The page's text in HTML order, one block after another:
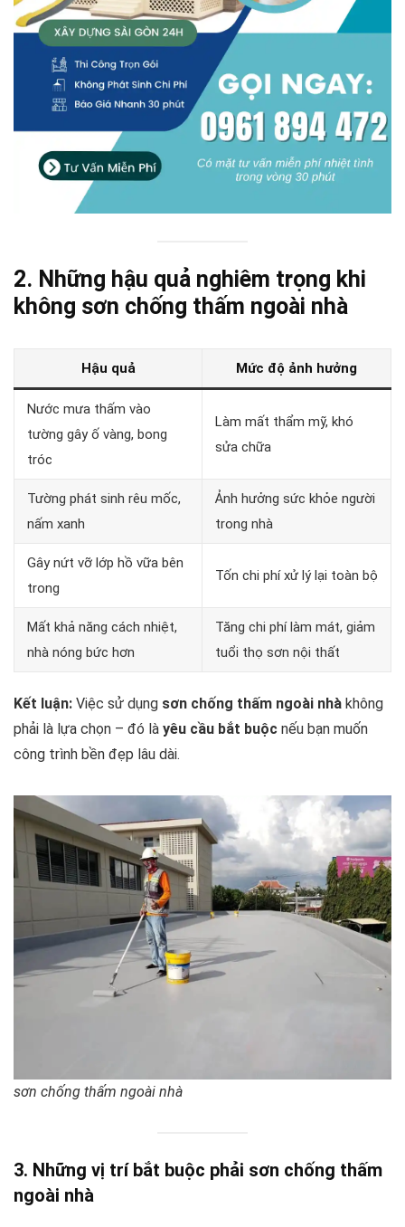
2. Những hậu quả nghiêm trọng khi
không sơn chống thấm ngoài nhà
Hậu quả Mức độ ảnh hưởng
Nước mưa thấm vào
tường gây ố vàng, bong
tróc
Làm mất thẩm mỹ, khó
sửa chữa
Tường phát sinh rêu mốc,
nấm xanh
Ảnh hưởng sức khỏe người
trong nhà
Gây nứt vỡ lớp hồ vữa bên
trong
Tốn chi phí xử lý lại toàn bộ
Mất khả năng cách nhiệt,
nhà nóng bức hơn
Tăng chi phí làm mát, giảm
tuổi thọ sơn nội thất
Kết luận: Việc sử dụng sơn chống thấm ngoài nhà không
phải là lựa chọn – đó là yêu cầu bắt buộc nếu bạn muốn
công trình bền đẹp lâu dài.
sơn chống thấm ngoài nhà
3. Những vị trí bắt buộc phải sơn chống thấm
ngoài nhà